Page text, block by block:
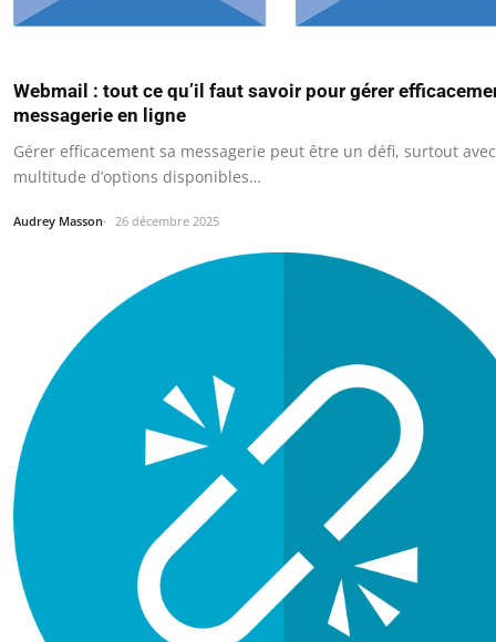
Webmail : tout ce qu’il faut savoir pour gérer
messagerie en ligne
Gérer efficacement sa messagerie peut être un défi, surtout
multitude d’options disponibles…
Audrey Masson 26 décembre 2025